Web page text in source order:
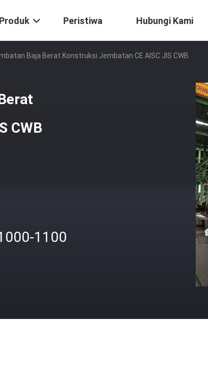
Produk Peristiwa Hubungi Kami
Baja Berat Konstruksi Jembatan CE AISC JIS CWB
CWB
1100